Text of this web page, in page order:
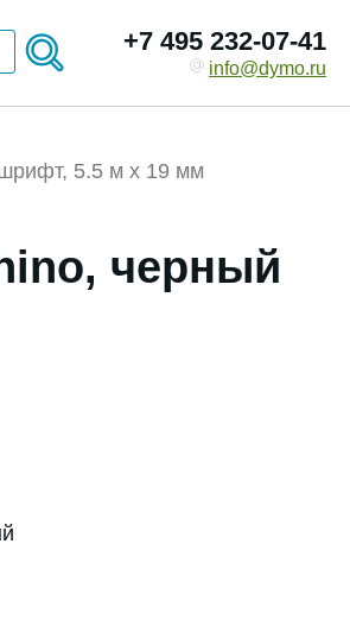
+7 495 232-07-41
info@dymo.ru
5.5 м x 19 мм
черный